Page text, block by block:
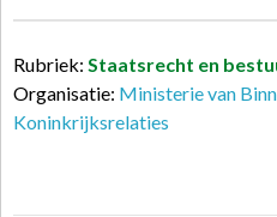
Rubriek: Staatsrecht en
Organisatie: Ministerie van
Koninkrijksrelaties